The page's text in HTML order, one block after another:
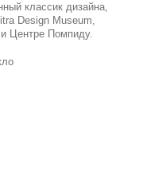
классик дизайна,
Design Museum,
и Центре Помпиду.